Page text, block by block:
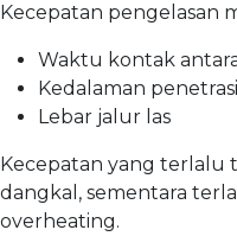
Kecepatan pengelasan
Waktu kontak
Kedalaman penetrasi
Lebar jalur las
Kecepatan yang terlalu
dangkal, sementara
overheating.